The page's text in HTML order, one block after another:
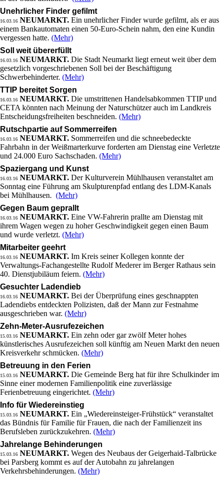
Unehrlicher Finder gefilmt
16.03.16 NEUMARKT. Ein unehrlicher Finder wurde gefilmt, als er aus
einem Bankautomaten einen 50-Euro-Schein nahm, den eine Kundin
vergessen hatte. (Mehr)
Soll weit übererfüllt
16.03.16 NEUMARKT. Die Stadt Neumarkt liegt erneut weit über dem
gesetzlich vorgeschriebenen Soll bei der Beschäftigung
Schwerbehinderter. (Mehr)
TTIP bereitet Sorgen
16.03.16 NEUMARKT. Die umstrittenen Handelsabkommen TTIP und
CETA könnten nach Meinung der Naturschützer auch im Landkreis
Entscheidungsfreiheiten beschneiden. (Mehr)
Rutschpartie auf Sommerreifen
16.03.16 NEUMARKT. Sommerreifen und die schneebedeckte
Fahrbahn in der Weißmarterkurve forderten am Dienstag eine Verletzte
und 24.000 Euro Sachschaden. (Mehr)
Spaziergang und Kunst
16.03.16 NEUMARKT. Der Kulturverein Mühlhausen veranstaltet am
Sonntag eine Führung am Skulpturenpfad entlang des LDM-Kanals
bei Mühlhausen. (Mehr)
Gegen Baum geprallt
16.03.16 NEUMARKT. Eine VW-Fahrerin prallte am Dienstag mit
ihrem Wagen wegen zu hoher Geschwindigkeit gegen einen Baum
und wurde verletzt. (Mehr)
Mitarbeiter geehrt
16.03.16 NEUMARKT. Im Kreis seiner Kollegen konnte der
Verwaltungs-Fachangestellte Rudolf Mederer im Berger Rathaus sein
40. Dienstjubiläum feiern. (Mehr)
Gesuchter Ladendieb
16.03.16 NEUMARKT. Bei der Überprüfung eines geschnappten
Ladendiebs entdeckten Polizisten, daß der Mann zur Festnahme
ausgeschrieben war. (Mehr)
Zehn-Meter-Ausrufezeichen
15.03.16 NEUMARKT. Ein zehn oder gar zwölf Meter hohes
künstlerisches Ausrufezeichen soll künftig am Neuen Markt den neuen
Kreisverkehr schmücken. (Mehr)
Betreuung in den Ferien
15.03.16 NEUMARKT. Die Gemeinde Berg hat für ihre Schulkinder im
Sinne einer modernen Familienpolitik eine zuverlässige
Ferienbetreuung eingerichtet. (Mehr)
Info für Wiedereinstieg
15.03.16 NEUMARKT. Ein „Wiedereinsteiger-Frühstück“ veranstaltet
das Bündnis für Familie für Frauen, die nach der Familienzeit ins
Berufsleben zurückzukehren. (Mehr)
Jahrelange Behinderungen
15.03.16 NEUMARKT. Wegen des Neubaus der Geigerhaid-Talbrücke
bei Parsberg kommt es auf der Autobahn zu jahrelangen
Verkehrsbehinderungen. (Mehr)